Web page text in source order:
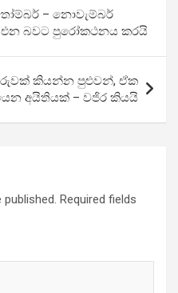
– නොවැම්බර්
එන බවට පුරෝකථනය කරයි
කියන්න පුළුවන්, ඒක
අයිතියක් – වජිර කියයි
Required fields